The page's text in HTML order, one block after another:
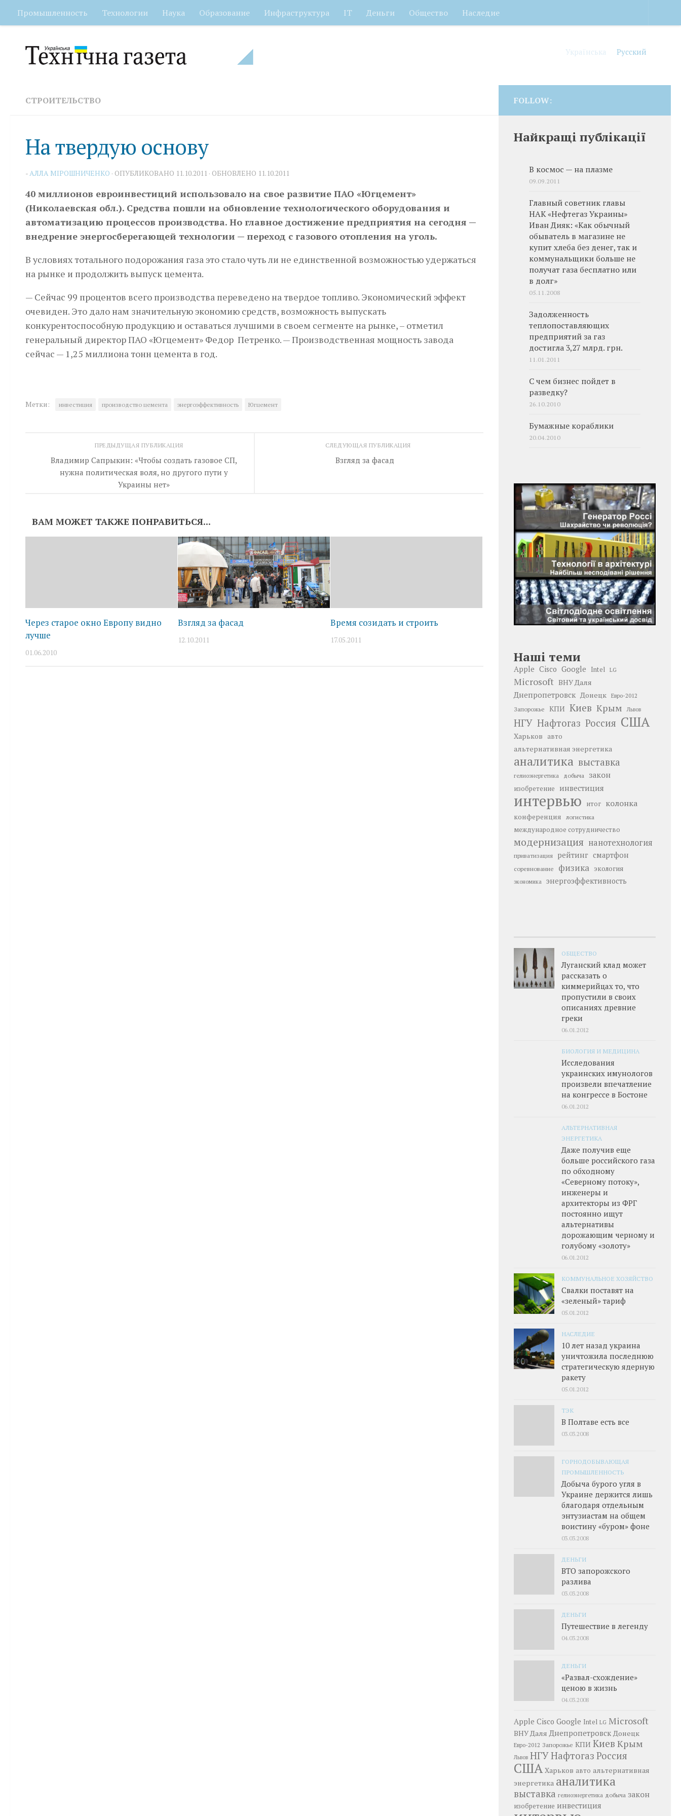
Перейти к содержимому
Промышленность Технологии Наука Образование Инфраструктура IT Деньги Общество Наследие
Українська Русский
СТРОИТЕЛЬСТВО
На твердую основу
-АЛЛА МІРОШНИЧЕНКО · ОПУБЛИКОВАНО 11.10.2011 · ОБНОВЛЕНО 11.10.2011
40 миллионов евроинвестиций использовало на свое развитие ПАО «Югцемент»
(Николаевская обл.). Средства пошли на обновление технологического оборудования и
автоматизацию процессов производства. Но главное достижение предприятия на сегодня —
внедрение энергосберегающей технологии — переход с газового отопления на уголь.
В условиях тотального подорожания газа это стало чуть ли не единственной возможностью удержаться
на рынке и продолжить выпуск цемента.
— Сейчас 99 процентов всего производства переведено на твердое топливо. Экономический эффект
очевиден. Это дало нам значительную экономию средств, возможность выпускать
конкурентоспособную продукцию и оставаться лучшими в своем сегменте на рынке, – отметил
генеральный директор ПАО «Югцемент» Федор Петренко. — Производственная мощность завода
сейчас — 1,25 миллиона тонн цемента в год.
Метки: инвестиция производство цемента энергоэффективность Югцемент
СЛЕДУЮЩАЯ ПУБЛИКАЦИЯ
Взгляд за фасад
ПРЕДЫДУЩАЯ ПУБЛИКАЦИЯ
Владимир Сапрыкин: «Чтобы создать газовое СП,
нужна политическая воля, но другого пути у
Украины нет»
ВАМ МОЖЕТ ТАКЖЕ ПОНРАВИТЬСЯ...
Через старое окно Европу видно
лучше
01.06.2010
Взгляд за фасад
12.10.2011
Время созидать и строить
17.05.2011
FOLLOW:
Найкращі публікації
В космос — на плазме
09.09.2011
Главный советник главы
НАК «Нефтегаз Украины»
Иван Дияк: «Как обычный
обыватель в магазине не
купит хлеба без денег, так и
коммунальщики больше не
получат газа бесплатно или
в долг»
05.11.2008
Задолженность
теплопоставляющих
предприятий за газ
достигла 3,27 млрд. грн.
11.01.2011
С чем бизнес пойдет в
разведку?
26.10.2010
Бумажные кораблики
20.04.2010
Наші теми
Apple Cisco Google Intel LG
Microsoft ВНУ Даля
Днепропетровск Донецк Евро-2012
Запорожье КПИ Киев Крым Львов
НГУ Нафтогаз Россия США
Харьков авто
альтернативная энергетика
аналитика выставка
гелиоэнергетика добыча закон
изобретение инвестиция
интервью итог колонка
конференция логистика
международное сотрудничество
модернизация нанотехнология
приватизация рейтинг смартфон
соревнование физика экология
экономика энергоэффективность
ОБЩЕСТВО
Луганский клад может
рассказать о
киммерийцах то, что
пропустили в своих
описаниях древние
греки
06.01.2012
БИОЛОГИЯ И МЕДИЦИНА
Исследования
украинских имунологов
произвели впечатление
на конгрессе в Бостоне
06.01.2012
АЛЬТЕРНАТИВНАЯ
ЭНЕРГЕТИКА
Даже получив еще
больше российского газа
по обходному
«Северному потоку»,
инженеры и
архитекторы из ФРГ
постоянно ищут
альтернативы
дорожающим черному и
голубому «золоту»
06.01.2012
КОММУНАЛЬНОЕ ХОЗЯЙСТВО
Свалки поставят на
«зеленый» тариф
05.01.2012
НАСЛЕДИЕ
10 лет назад украина
уничтожила последнюю
стратегическую ядерную
ракету
05.01.2012
ТЭК
В Полтаве есть все
03.03.2008
ГОРНОДОБЫВАЮЩАЯ
ПРОМЫШЛЕННОСТЬ
Добыча бурого угля в
Украине держится лишь
благодаря отдельным
энтузиастам на общем
воистину «буром» фоне
03.03.2008
ДЕНЬГИ
ВТО запорожского
разлива
03.03.2008
ДЕНЬГИ
Путешествие в легенду
04.03.2008
ДЕНЬГИ
«Развал-схождение»
ценою в жизнь
04.03.2008
Apple Cisco Google Intel LG Microsoft
ВНУ Даля Днепропетровск Донецк
Евро-2012 Запорожье КПИ Киев Крым
Львов НГУНафтогаз Россия
США Харьков авто альтернативная
энергетика аналитика
выставка гелиоэнергетика добыча закон
изобретение инвестиция